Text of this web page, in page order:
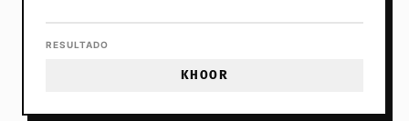
RESULTADO
KHOOR